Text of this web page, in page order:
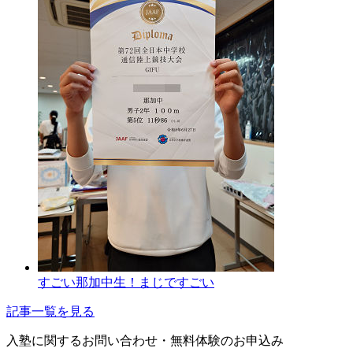
すごい那加中生！まじですごい
記事一覧を見る
入塾に関するお問い合わせ・ 無料体験のお申込み